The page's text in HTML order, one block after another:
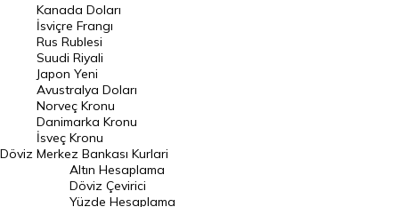
Frank Kuru
Riyal Kuru
Avustralya Doları
Danimarka Kronu Kuru
Kanada Doları Kuru
Norveç Kronu Kuru
İsveç Kronu Kuru
Döviz
Kanada Doları
İsviçre Frangı
Rus Rublesi
Suudi Riyali
Japon Yeni
Avustralya Doları
Norveç Kronu
Danimarka Kronu
İsveç Kronu
Merkez Bankası Kurlari
Altın Hesaplama
Döviz Çevirici
Yüzde Hesaplama